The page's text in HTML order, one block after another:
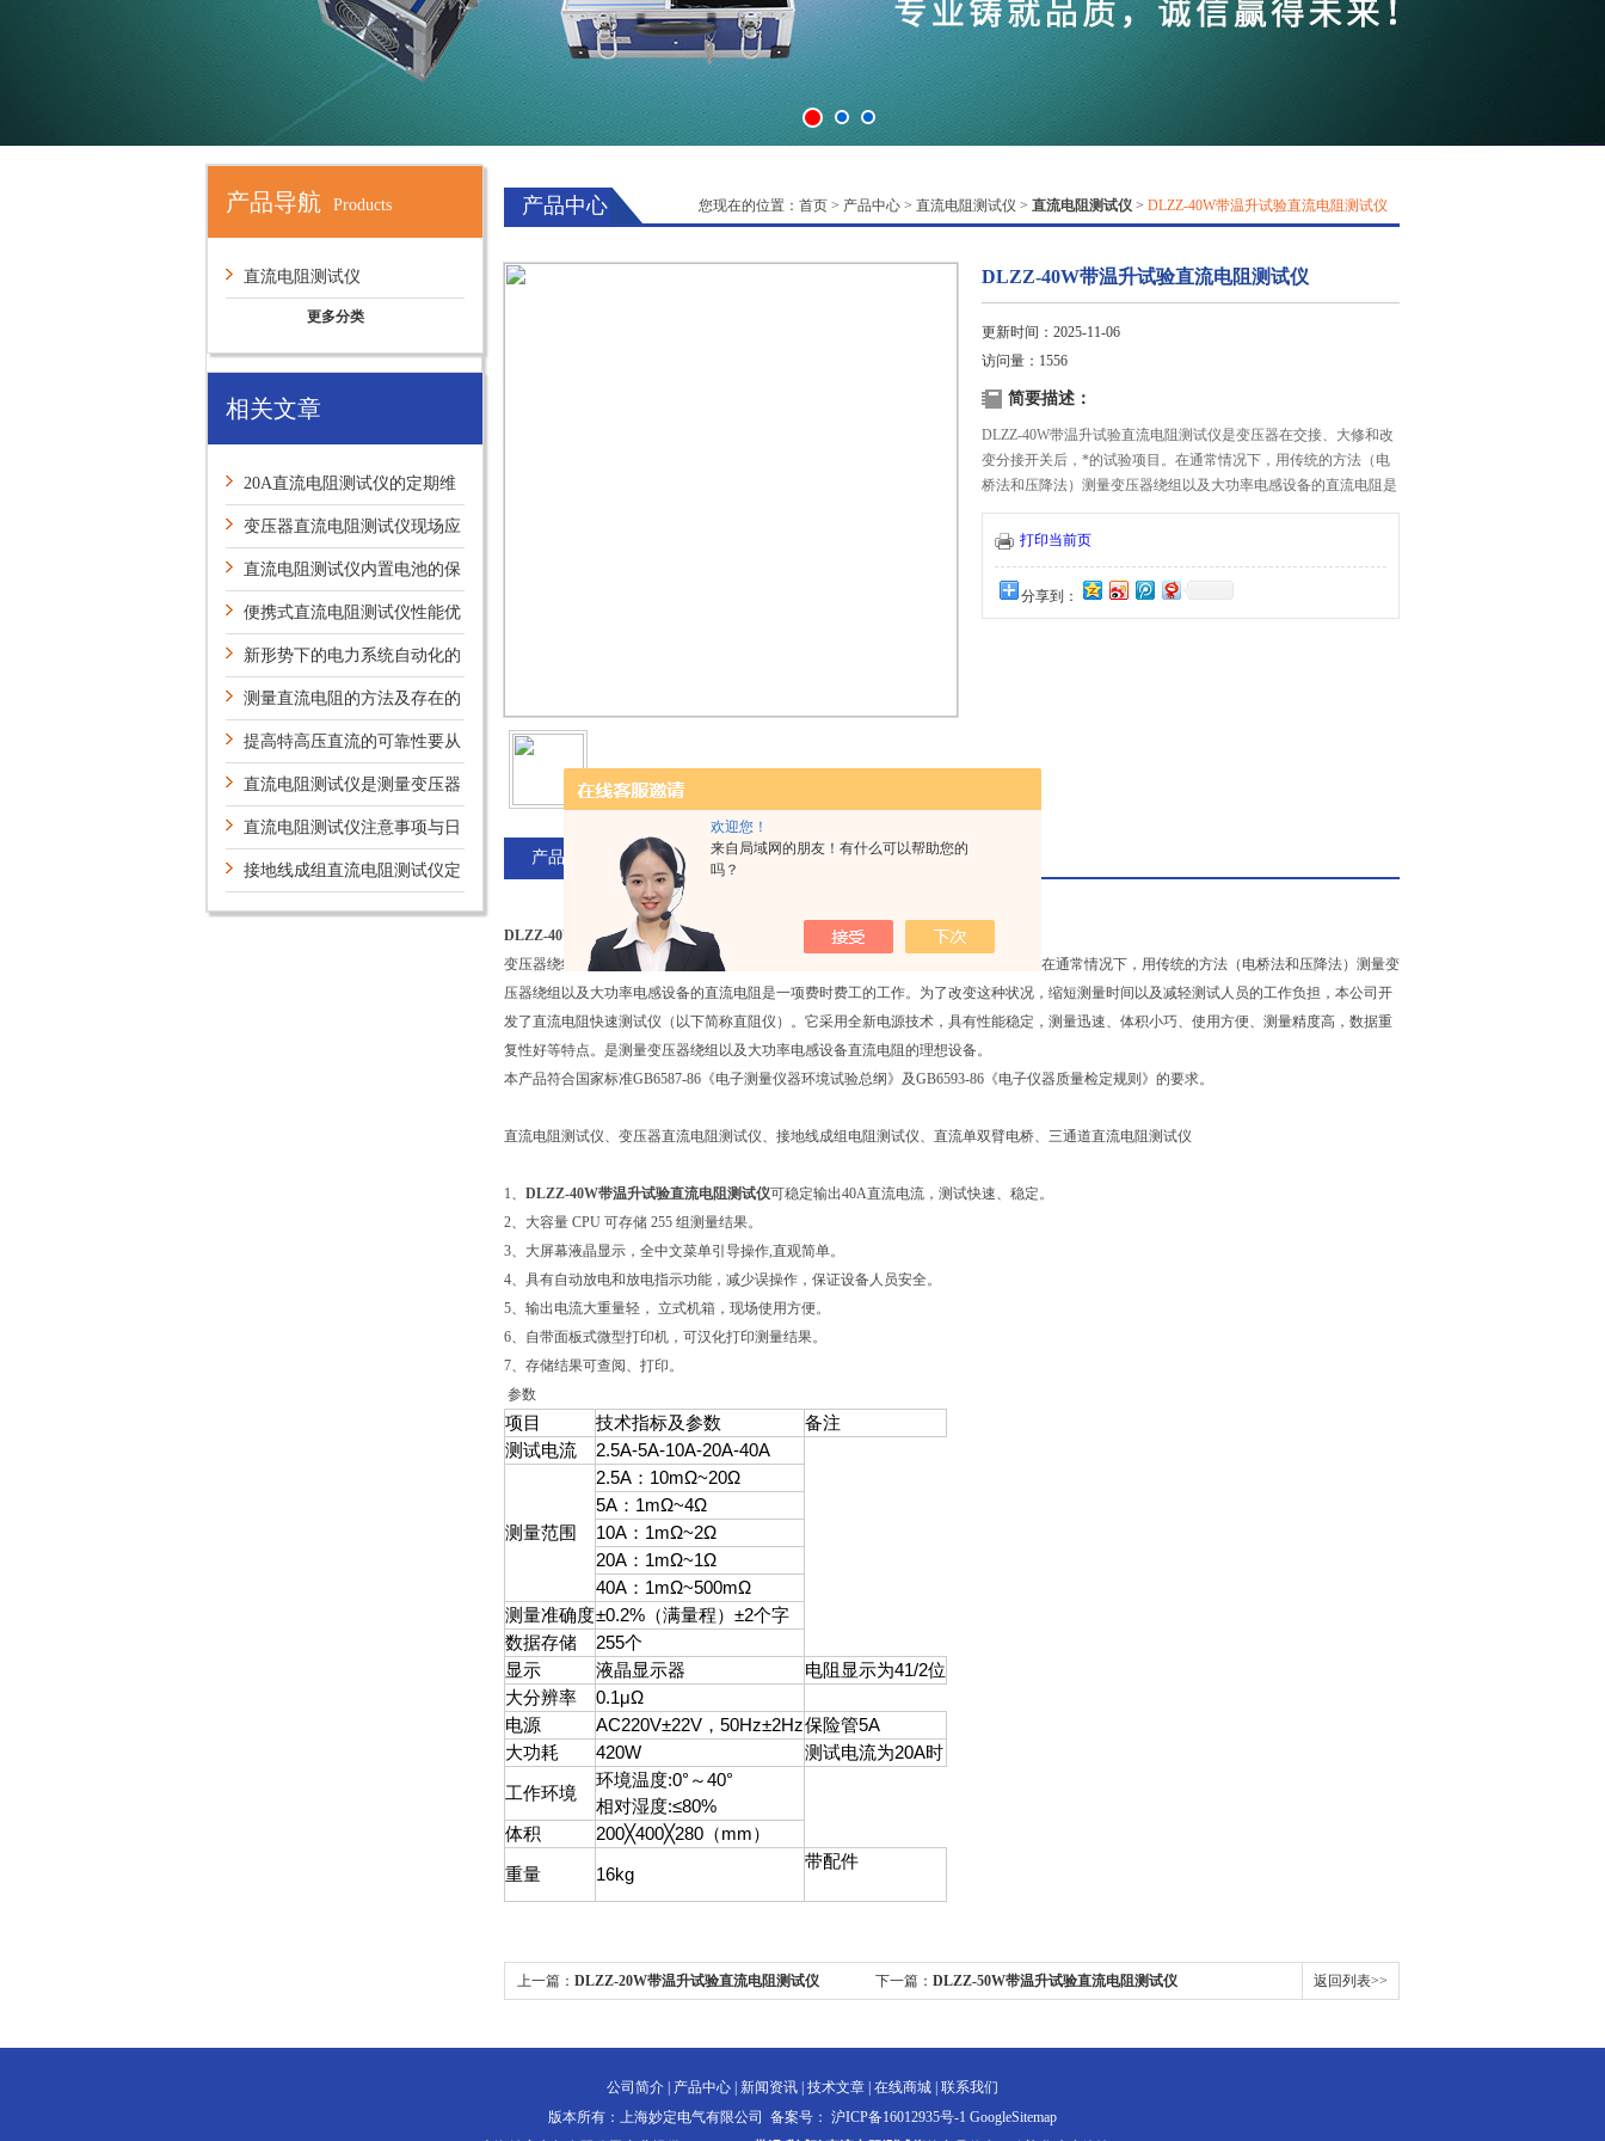
欢迎您！
来自局域网的朋友！有什么可以帮助您的
吗？
产品导航 Products
直流电阻测试仪
更多分类
相关文章
20A直流电阻测试仪的定期维
护保养方法介绍
变压器直流电阻测试仪现场应
用案例及意义
直流电阻测试仪内置电池的保
养 便携式直流电阻测试仪性能优
势 新形势下的电力系统自动化的
新技术及研究方向
测量直流电阻的方法及存在的
问题提高特高压直流的可靠性要从
哪些方面考虑？
直流电阻测试仪是测量变压器
绕组理想设备
直流电阻测试仪注意事项与日
常维护
接地线成组直流电阻测试仪定
期维护保养方法的详细说明
产品中心 您现在的位置： 首页 > 产品中心 > 直流电阻测试仪 > 直流电阻测试仪 > DLZZ-40W带温升试验直流电阻测试仪
DLZZ-40W带温升试验直流电阻测试仪
更新时间：2025-11-06
访问量：1556
简要描述：
DLZZ-40W带温升试验直流电阻测试仪是变压器在交接、大修和改
变分接开关后，*的试验项目。在通常情况下，用传统的方法（电
桥法和压降法）测量变压器绕组以及大功率电感设备的直流电阻是
一项费时费工的工作。为了改变这种状况，缩短测量时间以及减轻
测试人员的工作负担，本公司开发了直流电阻快速测试仪（以下简
打印当前页
分享到：
产品介绍
DLZZ-40W带温升试验直流电阻测试仪
变压器绕组的直流电阻测试是变压器在交接、大修和改变分接开关后，*的试验项目。在通常情况下，用传统的方法（电桥法和压降法）测量变
压器绕组以及大功率电感设备的直流电阻是一项费时费工的工作。为了改变这种状况，缩短测量时间以及减轻测试人员的工作负担，本公司开
发了直流电阻快速测试仪（以下简称直阻仪）。它采用全新电源技术，具有性能稳定，测量迅速、体积小巧、使用方便、测量精度高，数据重
复性好等特点。是测量变压器绕组以及大功率电感设备直流电阻的理想设备。
本产品符合国家标准GB6587-86《电子测量仪器环境试验总纲》及GB6593-86《电子仪器质量检定规则》的要求。
直流电阻测试仪、变压器直流电阻测试仪、接地线成组电阻测试仪、直流单双臂电桥、三通道直流电阻测试仪
1、 DLZZ-40W带温升试验直流电阻测试仪可稳定输出40A直流电流，测试快速、稳定。
2、大容量 CPU 可存储 255 组测量结果。
3、大屏幕液晶显示，全中文菜单引导操作,直观简单。
4、具有自动放电和放电指示功能，减少误操作，保证设备人员安全。
5、输出电流大重量轻， 立式机箱，现场使用方便。
6、自带面板式微型打印机，可汉化打印测量结果。
7、存储结果可查阅、打印。
参数
项目 技术指标及参数
备注
测试电流
2.5A-5A-10A-20A-40A
测量范围
2.5A：10mΩ~20Ω
5A：1mΩ~4Ω
10A：1mΩ~2Ω
20A：1mΩ~1Ω
40A：1mΩ~500mΩ
测量准确度±0.2%（满量程）±2个字
数据存储
255个
显示
液晶显示器
电阻显示为41/2位
大分辨率
0.1μΩ
电源
AC220V±22V，50Hz±2Hz保险管5A
大功耗
420W
测试电流为20A时
工作环境
环境温度:0°～40°
相对湿度:≤80%
体积
200╳400╳280（mm）
重量
16kg
带配件
上一篇： DLZZ-20W带温升试验直流电阻测试仪 下一篇： DLZZ-50W带温升试验直流电阻测试仪 返回列表>>
公司简介 产品中心 新闻资讯 技术文章 在线商城 联系我们
版本所有：上海妙定电气有限公司 备案号： 沪ICP备16012935号-1 GoogleSitemap